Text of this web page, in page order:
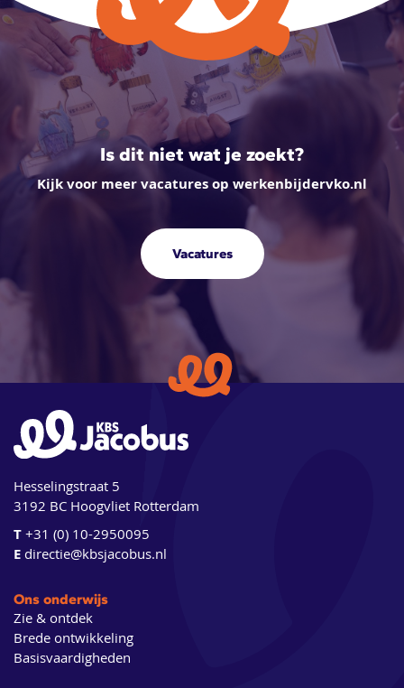
Is dit niet wat je zoekt?
Kijk voor meer vacatures op werkenbijdervko.nl
Vacatures
Hesselingstraat 5
3192 BC Hoogvliet Rotterdam
T +31 (0) 10-2950095
E directie@kbsjacobus.nl
Ons onderwijs
Zie & ontdek
Brede ontwikkeling
Basisvaardigheden